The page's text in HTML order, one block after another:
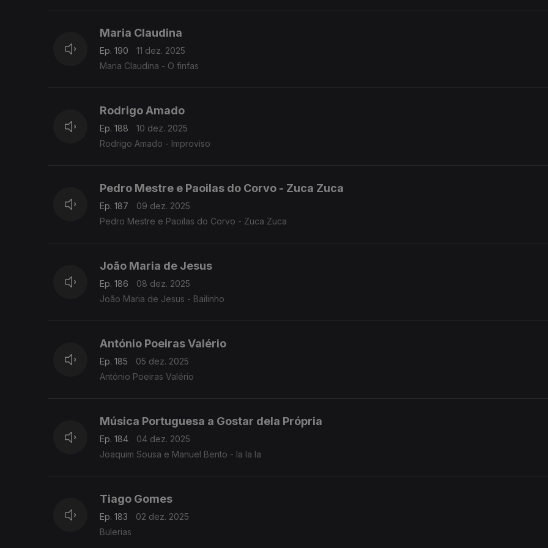
Maria Claudina
Ep. 190
11 dez. 2025
Maria Claudina - O finfas
Rodrigo Amado
Ep. 188
10 dez. 2025
Rodrigo Amado - Improviso
Pedro Mestre e Paoilas do Corvo - Zuca Zuca
Ep. 187
09 dez. 2025
Pedro Mestre e Paoilas do Corvo - Zuca Zuca
João Maria de Jesus
Ep. 186
08 dez. 2025
João Maria de Jesus - Bailinho
António Poeiras Valério
Ep. 185
05 dez. 2025
António Poeiras Valério
Música Portuguesa a Gostar dela Própria
Ep. 184
04 dez. 2025
Joaquim Sousa e Manuel Bento - la la la
Tiago Gomes
Ep. 183
02 dez. 2025
Bulerias